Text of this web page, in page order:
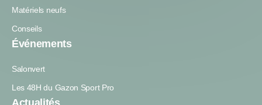
Matériels neufs
Conseils
Événements
Salonvert
Les 48H du Gazon Sport Pro